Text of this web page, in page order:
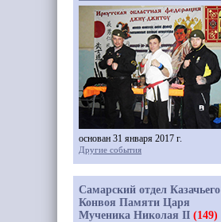
основан 31 января 2017 г.
Другие события
Самарский отдел Казачьего
Конвоя Памяти Царя
Мученика Николая II (149)